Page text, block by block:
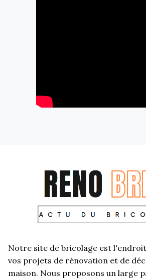
Notre site de bricolage est
vos projets de rénovation et de
maison. Nous proposons un large